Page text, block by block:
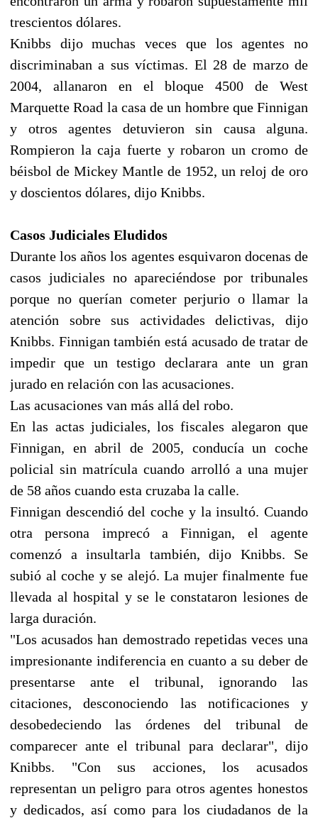
trescientos dólares.
Knibbs dijo muchas veces que los agentes no
discriminaban a sus víctimas. El 28 de marzo de
2004, allanaron en el bloque 4500 de West
Marquette Road la casa de un hombre que Finnigan
y otros agentes detuvieron sin causa alguna.
Rompieron la caja fuerte y robaron un cromo de
béisbol de Mickey Mantle de 1952, un reloj de oro
y doscientos dólares, dijo Knibbs.
Casos Judiciales Eludidos
Durante los años los agentes esquivaron docenas de
casos judiciales no apareciéndose por tribunales
porque no querían cometer perjurio o llamar la
atención sobre sus actividades delictivas, dijo
Knibbs. Finnigan también está acusado de tratar de
impedir que un testigo declarara ante un gran
jurado en relación con las acusaciones.
Las acusaciones van más allá del robo.
En las actas judiciales, los fiscales alegaron que
Finnigan, en abril de 2005, conducía un coche
policial sin matrícula cuando arrolló a una mujer
de 58 años cuando esta cruzaba la calle.
Finnigan descendió del coche y la insultó. Cuando
otra persona imprecó a Finnigan, el agente
comenzó a insultarla también, dijo Knibbs. Se
subió al coche y se alejó. La mujer finalmente fue
llevada al hospital y se le constataron lesiones de
larga duración.
"Los acusados han demostrado repetidas veces una
impresionante indiferencia en cuanto a su deber de
presentarse ante el tribunal, ignorando las
citaciones, desconociendo las notificaciones y
desobedeciendo las órdenes del tribunal de
comparecer ante el tribunal para declarar", dijo
Knibbs. "Con sus acciones, los acusados
representan un peligro para otros agentes honestos
y dedicados, así como para los ciudadanos de la